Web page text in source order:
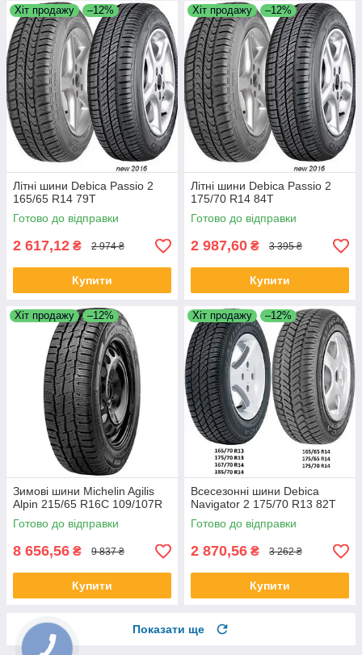
Хіт продажу –12%
Літні шини Debica Passio 2
165/65 R14 79T
Готово до відправки
2 617,12 ₴ 2 974 ₴
Купити
Хіт продажу –12%
Літні шини Debica Passio 2
175/70 R14 84T
Готово до відправки
2 987,60 ₴ 3 395 ₴
Купити
Хіт продажу –12%
Зимові шини Michelin Agilis
Alpin 215/65 R16C 109/107R
Готово до відправки
8 656,56 ₴ 9 837 ₴
Купити
Хіт продажу –12%
Всесезонні шини Debica
Navigator 2 175/70 R13 82T
Готово до відправки
2 870,56 ₴ 3 262 ₴
Купити
Показати ще